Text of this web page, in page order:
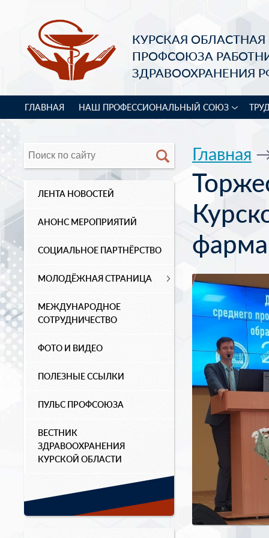
КУРСКАЯ
ПРОФСОЮЗА
ЗДРАВООХРАНЕНИЯ
ГЛАВНАЯ НАШ ПРОФЕССИОНАЛЬНЫЙ СОЮЗ
ЛЕНТА НОВОСТЕЙ
АНОНС МЕРОПРИЯТИЙ
СОЦИАЛЬНОЕ ПАРТНЁРСТВО
МОЛОДЁЖНАЯ СТРАНИЦА
МЕЖДУНАРОДНОЕ
СОТРУДНИЧЕСТВО
ФОТО И ВИДЕО
ПОЛЕЗНЫЕ ССЫЛКИ
ПУЛЬС ПРОФСОЮЗА
ВЕСТНИК
ЗДРАВООХРАНЕНИЯ
КУРСКОЙ ОБЛАСТИ
Главная